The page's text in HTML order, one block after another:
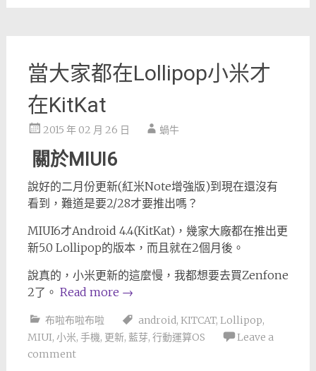
當大家都在Lollipop小米才
在KitKat
2015 年 02 月 26 日 蝸牛
關於MIUI6
說好的二月份更新(紅米Note增強版)到現在還沒有
看到，難道是要2/28才要推出嗎？
MIUI6才Android 4.4(KitKat)，幾家大廠都在推出更
新5.0 Lollipop的版本，而且就在2個月後。
說真的，小米更新的這麼慢，我都想要去買Zenfone
2了。 Read more →
布啦布啦布啦 android, KITCAT, Lollipop,
MIUI, 小米, 手機, 更新, 藍芽, 行動運算OS
Leave a
comment